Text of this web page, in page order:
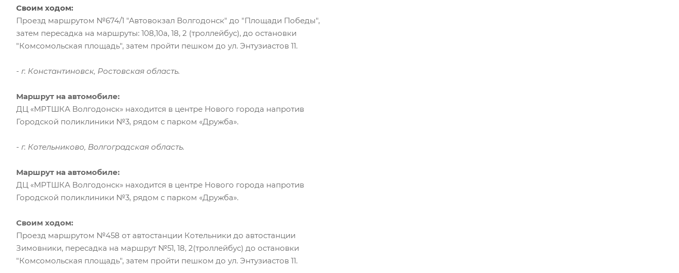
Своим ходом:
Проезд маршрутом №674/1 "Автовокзал Волгодонск" до "Площади Победы",
затем пересадка на маршруты: 108,10а, 18, 2 (троллейбус), до остановки
"Комсомольская площадь", затем пройти пешком до ул. Энтузиастов 11.
- г. Константиновск, Ростовская область.
Маршрут на автомобиле:
ДЦ «МРТШКА Волгодонск» находится в центре Нового города напротив
Городской поликлиники №3, рядом с парком «Дружба».
- г. Котельниково, Волгоградская область.
Маршрут на автомобиле:
ДЦ «МРТШКА Волгодонск» находится в центре Нового города напротив
Городской поликлиники №3, рядом с парком «Дружба».
Своим ходом:
Проезд маршрутом №458 от автостанции Котельники до автостанции
Зимовники, пересадка на маршрут №51, 18, 2(троллейбус) до остановки
"Комсомольская площадь", затем пройти пешком до ул. Энтузиастов 11.